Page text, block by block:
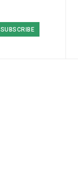
SUBSCRIBE